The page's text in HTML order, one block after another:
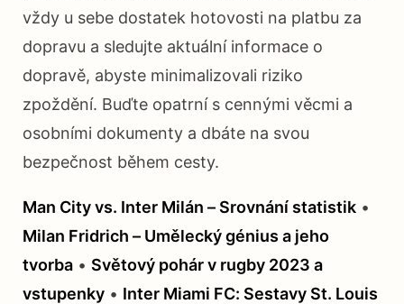
vždy u sebe dostatek hotovosti na platbu za
dopravu a sledujte aktuální informace o
dopravě, abyste minimalizovali riziko
zpoždění. Buďte opatrní s cennými věcmi a
osobními dokumenty a dbáte na svou
bezpečnost během cesty.
Man City vs. Inter Milán – Srovnání statistik •
Milan Fridrich – Umělecký génius a jeho
tvorba • Světový pohár v rugby 2023 a
vstupenky • Inter Miami FC: Sestavy St. Louis